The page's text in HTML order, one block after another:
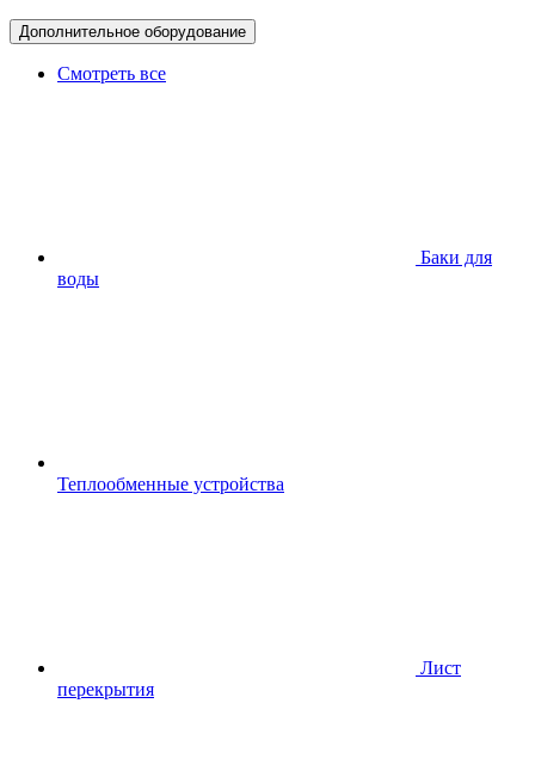
Дополнительное оборудование
Смотреть все
Баки для
воды
Теплообменные устройства
Лист
перекрытия